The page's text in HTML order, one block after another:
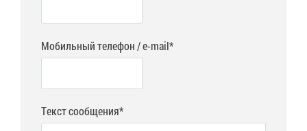
Мобильный телефон / e-mail*
Текст сообщения*